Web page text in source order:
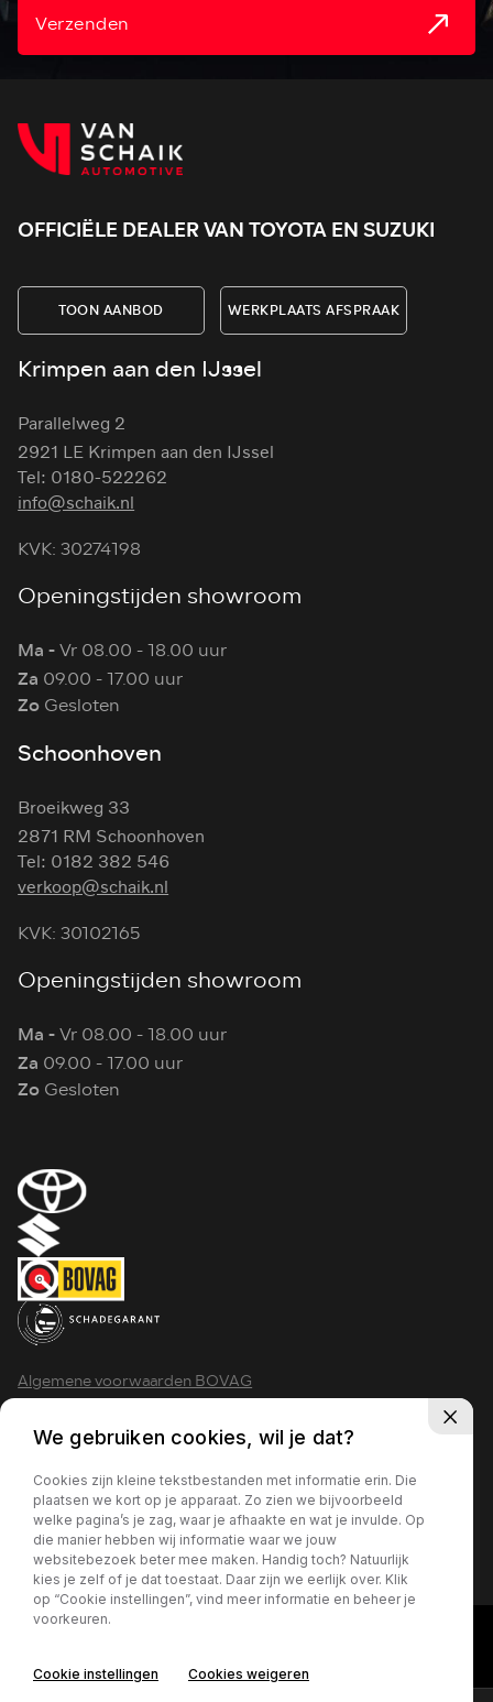
Verzenden
OFFICIËLE DEALER VAN TOYOTA EN SUZUKI
TOON AANBOD WERKPLAATS AFSPRAAK
Krimpen aan den IJssel
Parallelweg 2
2921 LE Krimpen aan den IJssel
Tel: 0180-522262
info@schaik.nl
KVK: 30274198
Openingstijden showroom
Ma -Vr 08.00 - 18.00 uur
Za 09.00 - 17.00 uur
Zo Gesloten
Schoonhoven
Broeikweg 33
2871 RM Schoonhoven
Tel: 0182 382 546
verkoop@schaik.nl
KVK: 30102165
Openingstijden showroom
Ma -Vr 08.00 - 18.00 uur
Za 09.00 - 17.00 uur
Zo Gesloten
Algemene voorwaarden BOVAG
2026 - Krimpen aan den IJssel
We gebruiken cookies, wil je dat?
Cookies zijn kleine tekstbestanden met informatie erin. Die
plaatsen we kort op je apparaat. Zo zien we bijvoorbeeld
welke pagina’s je zag, waar je afhaakte en wat je invulde. Op
die manier hebben wij informatie waar we jouw
websitebezoek beter mee maken. Handig toch? Natuurlijk
kies je zelf of je dat toestaat. Daar zijn we eerlijk over. Klik
op “Cookie instellingen”, vind meer informatie en beheer je
voorkeuren.
Cookie instellingen Cookies weigeren